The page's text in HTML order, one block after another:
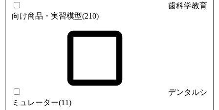
歯科学教育
向け商品・実習模型(210)
デンタルシ
ミュレーター(11)